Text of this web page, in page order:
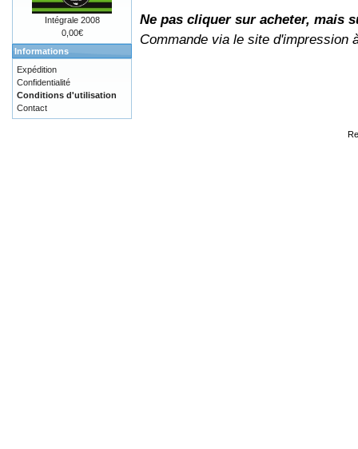
Ne pas cliquer sur acheter, mais
Commande via le site d'impression
Intégrale 2008
0,00€
Informations
Expédition
Confidentialité
Conditions d'utilisation
Contact